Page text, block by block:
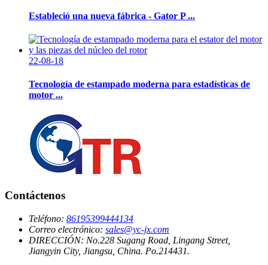
Estableció una nueva fábrica - Gator P ...
22-08-18
Tecnología de estampado moderna para estadísticas de
motor ...
Contáctenos
Teléfono: 86195399444134
Correo electrónico: sales@yc-jx.com
DIRECCIÓN: No.228 Sugang Road, Lingang Street,
Jiangyin City, Jiangsu, China. Po.214431.